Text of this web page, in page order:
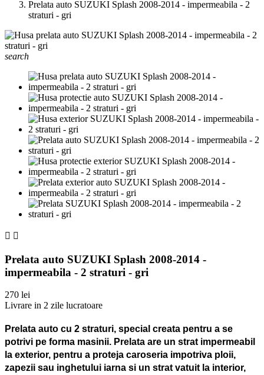
Prelata auto SUZUKI Splash 2008-2014 - impermeabila - 2
straturi - gri
search
 
Prelata auto SUZUKI Splash 2008-2014 -
impermeabila - 2 straturi - gri
270 lei
Livrare in 2 zile lucratoare
Prelata auto cu 2 straturi, special creata pentru a se
potrivi pe forma masinii. Prelata are un strat impermeabil
la exterior, pentru a proteja caroseria impotriva ploii,
zapezii sau inghetului iarna si un strat vatuit la interior,